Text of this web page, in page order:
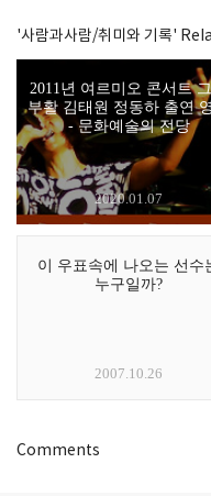
'사람과사람/취미와 기록'
2011년 여르미오 콘서트
부활 김태원 정동하 출연
- 문화예술의 전당
2020.01.07
이 우표속에 나오는 선수
누구일까?
2007.10.26
Comments